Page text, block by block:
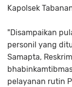
Kapolsek
"Disampaikan
personil yang
Samapta,
pelayanan rutin